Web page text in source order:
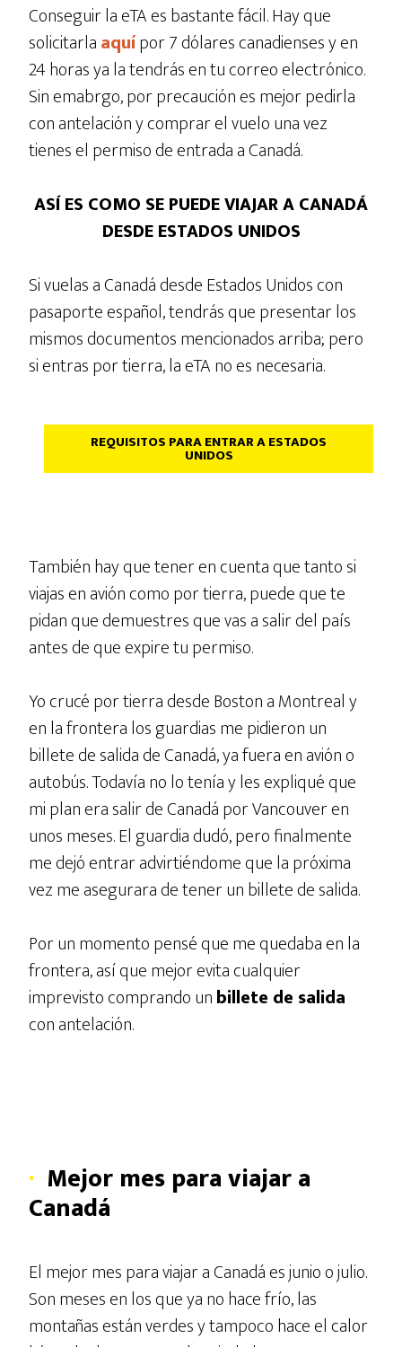
Conseguir la eTA es bastante fácil. Hay que
solicitarlaaquípor 7 dólares canadienses y en
24 horas ya la tendrás en tu correo electrónico.
Sin emabrgo, por precaución es mejor pedirla
con antelación y comprar el vuelo una vez
tienes el permiso de entrada a Canadá.
ASÍ ES COMO SE PUEDE VIAJAR A CANADÁ
DESDE ESTADOS UNIDOS
Si vuelas a Canadá desde Estados Unidos con
pasaporte español, tendrás que presentar los
mismos documentos mencionados arriba; pero
si entras por tierra, la eTA no es necesaria.
REQUISITOS PARA ENTRAR A ESTADOS
UNIDOS
También hay que tener en cuenta que tanto si
viajas en avión como por tierra, puede que te
pidan que demuestres que vas a salir del país
antes de que expire tu permiso.
Yo crucé por tierra desde Boston a Montreal y
en la frontera los guardias me pidieron un
billete de salida de Canadá, ya fuera en avión o
autobús. Todavía no lo tenía y les expliqué que
mi plan era salir de Canadá por Vancouver en
unos meses. El guardia dudó, pero finalmente
me dejó entrar advirtiéndome que la próxima
vez me asegurara de tener un billete de salida.
Por un momento pensé que me quedaba en la
frontera, así que mejor evita cualquier
imprevisto comprando unbillete de salida
con antelación.
· Mejor mes para viajar a
Canadá
El mejor mes para viajar a Canadá es junio o julio.
Son meses en los que ya no hace frío, las
montañas están verdes y tampoco hace el calor